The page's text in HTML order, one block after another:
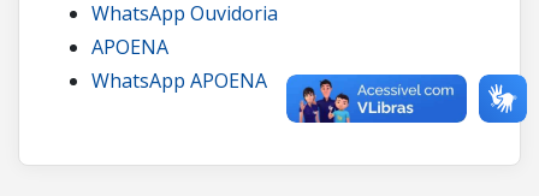
WhatsApp Ouvidoria
APOENA
WhatsApp APOENA